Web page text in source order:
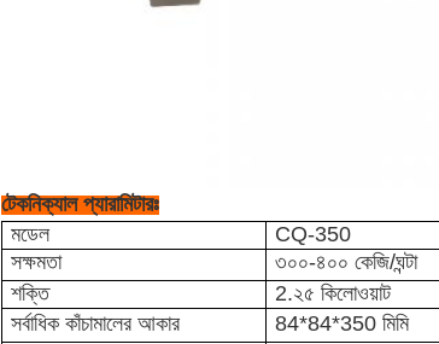
টেকনিক্যাল প্যারামিটারঃ
মডেল
CQ-350
সক্ষমতা
৩০০-৪০০ কেজি/ঘন্টা
শক্তি
2.২৫ কিলোওয়াট
সর্বাধিক কাঁচামালের আকার
84*84*350 মিমি